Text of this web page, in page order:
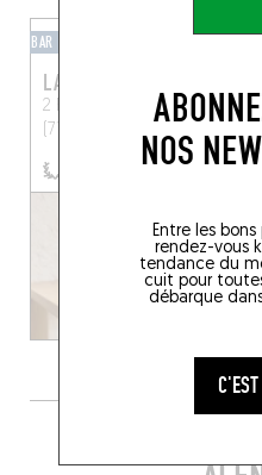
NOS
Entre les
rendez-vous
tendance du
cuit pour
débarque
BAR À VINS
LA CAVE DU CENTRE
2 Rue de BeauneChagny
(71150)